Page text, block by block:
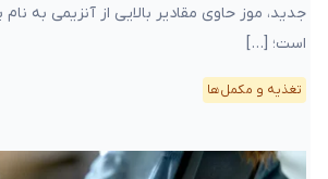
جدید، موز حاوی مقادیر بالایی از آنزیمی به
است؛ […]
تغذیه و مکمل‌ها